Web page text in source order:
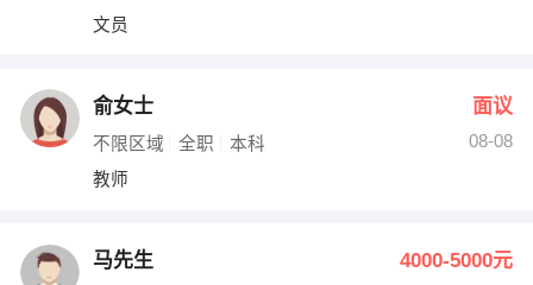
文员
俞女士 面议
不限区域 全职 本科
08-08
教师
马先生 4000-5000元